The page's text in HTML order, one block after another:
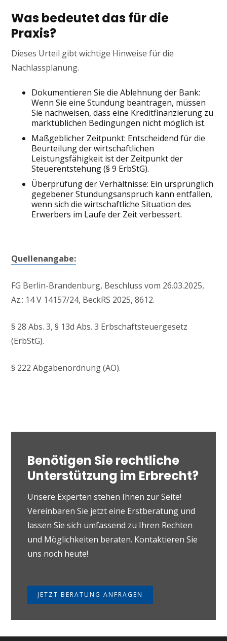
Was bedeutet das für die
Praxis?
Dieses Urteil gibt wichtige Hinweise für die
Nachlassplanung.
Dokumentieren Sie die Ablehnung der Bank:
Wenn Sie eine Stundung beantragen, müssen
Sie nachweisen, dass eine Kreditfinanzierung zu
marktüblichen Bedingungen nicht möglich ist.
Maßgeblicher Zeitpunkt: Entscheidend für die
Beurteilung der wirtschaftlichen
Leistungsfähigkeit ist der Zeitpunkt der
Steuerentstehung (§ 9 ErbStG).
Überprüfung der Verhältnisse: Ein ursprünglich
gegebener Stundungsanspruch kann entfallen,
wenn sich die wirtschaftliche Situation des
Erwerbers im Laufe der Zeit verbessert.
Quellenangabe:
FG Berlin-Brandenburg, Beschluss vom 26.03.2025,
Az.: 14 V 14157/24, BeckRS 2025, 8612.
§ 28 Abs. 3, § 13d Abs. 3 Erbschaftsteuergesetz
(ErbStG).
§ 222 Abgabenordnung (AO).
Benötigen Sie rechtliche
Unterstützung im Erbrecht?
Unsere Experten stehen Ihnen zur Seite!
Vereinbaren Sie jetzt eine Erstberatung und
lassen Sie sich umfassend zu Ihren Rechten
und Möglichkeiten beraten. Kontaktieren Sie
uns noch heute!
JETZT BERATUNG ANFRAGEN